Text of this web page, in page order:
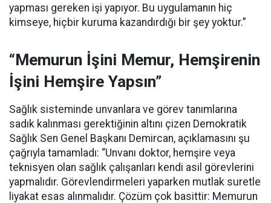
yapması gereken işi yapıyor. Bu uygulamanın hiç
kimseye, hiçbir kuruma kazandırdığı bir şey yoktur.”
“Memurun İşini Memur, Hemşirenin
İşini Hemşire Yapsın”
Sağlık sisteminde unvanlara ve görev tanımlarına
sadık kalınması gerektiğinin altını çizen Demokratik
Sağlık Sen Genel Başkanı Demircan, açıklamasını şu
çağrıyla tamamladı: “Unvanı doktor, hemşire veya
teknisyen olan sağlık çalışanları kendi asil görevlerini
yapmalıdır. Görevlendirmeleri yaparken mutlak suretle
liyakat esas alınmalıdır. Çözüm çok basittir: Memurun